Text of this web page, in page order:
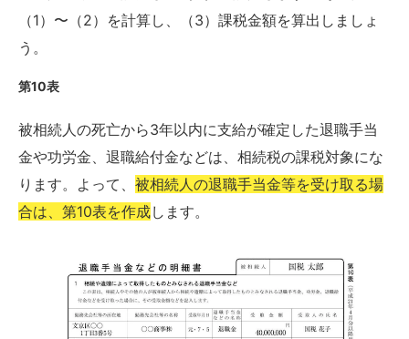
（1）〜（2）を計算し、（3）課税金額を算出しましょ
う。
第10表
被相続人の死亡から3年以内に支給が確定した退職手当
金や功労金、退職給付金などは、相続税の課税対象にな
ります。よって、 被相続人の退職手当金等を受け取る場
合は、第10表を作成します。